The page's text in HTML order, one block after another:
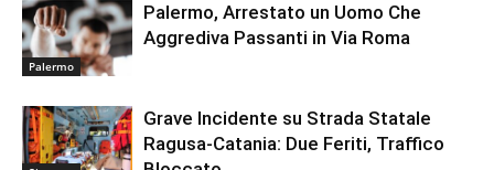
Palermo
Palermo, Arrestato un Uomo Che
Aggrediva Passanti in Via Roma
Grave Incidente su Strada Statale
Ragusa-Catania: Due Feriti, Traffico